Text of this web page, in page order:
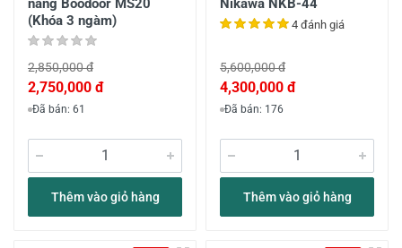
năng Boodoor MS20
(Khóa 3 ngàm)
2,850,000 đ
2,750,000 đ
Đã bán: 61
Thêm vào giỏ hàng
Nikawa NKB-44
4 đánh giá
5,600,000 đ
4,300,000 đ
Đã bán: 176
Thêm vào giỏ hàng